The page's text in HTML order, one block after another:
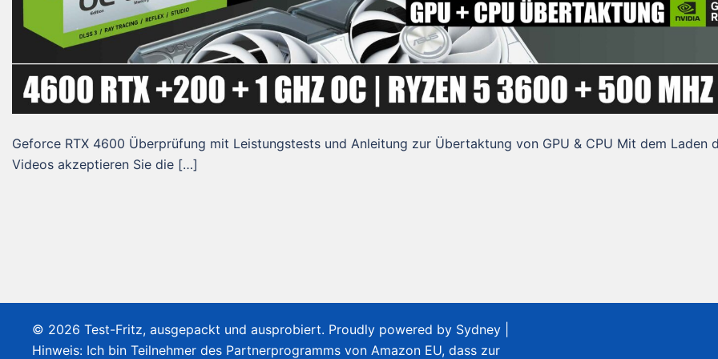
Geforce RTX 4600 Überprüfung mit Leistungstests und Anleitung zur Übertaktung von GPU & CPU Mit dem Laden
Videos akzeptieren Sie die […]
© 2026 Test-Fritz, ausgepackt und ausprobiert. Proudly powered by Sydney
Hinweis: Ich bin Teilnehmer des Partnerprogramms von Amazon EU, dass zur